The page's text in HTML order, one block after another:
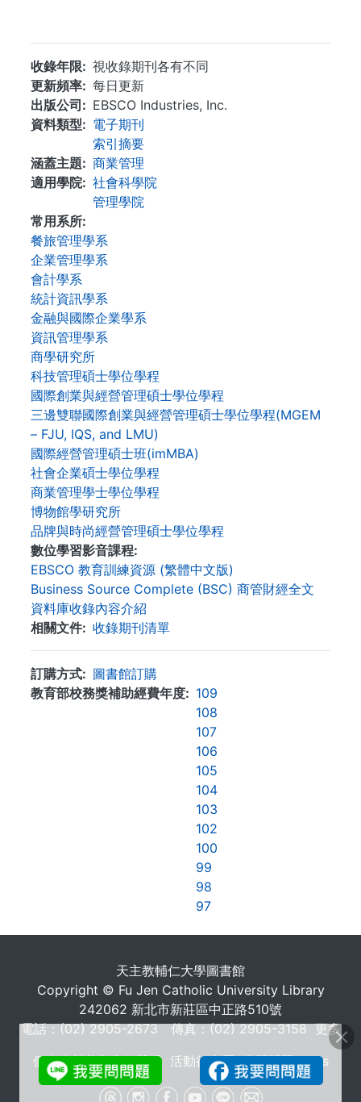
收錄年限
視收錄期刊各有不同
更新頻率
每日更新
出版公司
EBSCO Industries, Inc.
資料類型
電子期刊
索引摘要
涵蓋主題
商業管理
適用學院
社會科學院
管理學院
常用系所
餐旅管理學系
企業管理學系
會計學系
統計資訊學系
金融與國際企業學系
資訊管理學系
商學研究所
科技管理碩士學位學程
國際創業與經營管理碩士學位學程
三邊雙聯國際創業與經營管理碩士學位學程(MGEM
– FJU, IQS, and LMU)
國際經營管理碩士班(imMBA)
社會企業碩士學位學程
商業管理學士學位學程
博物館學研究所
品牌與時尚經營管理碩士學位學程
數位學習影音課程
EBSCO 教育訓練資源 (繁體中文版)
Business Source Complete (BSC) 商管財經全文
資料庫收錄內容介紹
相關文件
收錄期刊清單
訂購方式
圖書館訂購
教育部校務獎補助經費年度
109
108
107
106
105
104
103
102
100
99
98
97
天主教輔仁大學圖書館
Copyright © Fu Jen Catholic University Library
242062 新北市新莊區中正路510號
電話：(02) 2905-2673 傳真：(02) 2905-3158更多
個人資料蒐集告知聲明 活動行事曆 常問問題 FAQs